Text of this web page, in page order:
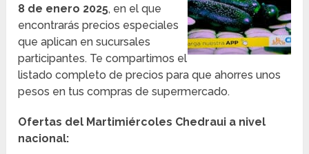
8 de enero 2025, en el que
encontrarás precios especiales
que aplican en sucursales
participantes. Te compartimos el
listado completo de precios para que ahorres unos
pesos en tus compras de supermercado.
Ofertas del Martimiércoles Chedraui a nivel
nacional: